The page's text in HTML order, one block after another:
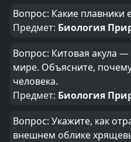
Вопрос: Какие плавники
Предмет: Биология
Вопрос: Китовая акула
мире. Объясните,
человека.
Предмет: Биология
Вопрос: Укажите, как
внешнем облике